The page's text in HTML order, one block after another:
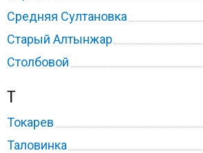
Средняя Султановка
Старый Алтынжар
Столбовой
Т
Токарев
Таловинка